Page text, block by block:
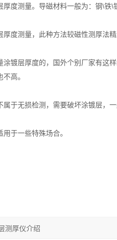
度测量。导磁材料一般为：钢\铁\
度测量，此种方法较磁性测厚法精
涂镀层厚度的，国外个别厂家有这
高。
于无损检测，需要破坏涂镀层，
于一些特殊场合。